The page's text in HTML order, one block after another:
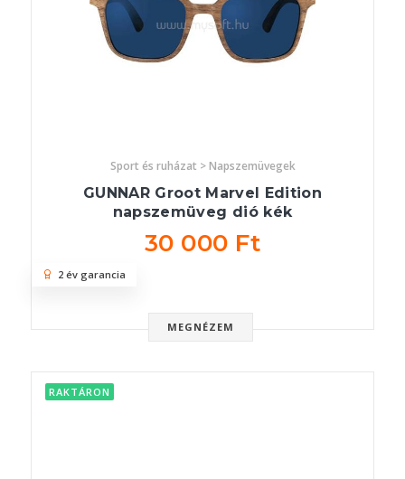
Sport és ruházat > Napszemüvegek
GUNNAR Groot Marvel Edition
napszemüveg dió kék
30 000 Ft
MEGNÉZEM
2 év garancia
RAKTÁRON